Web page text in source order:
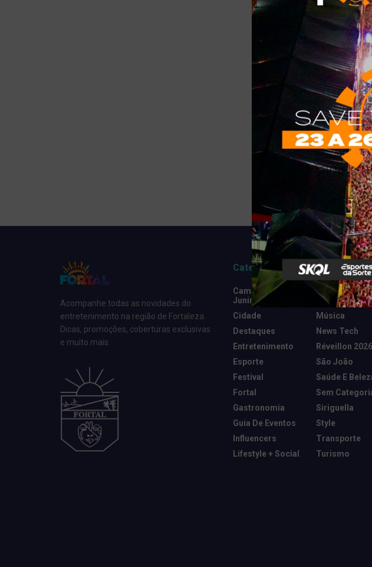
Acompanhe todas as novidades do
entretenimento na região de Fortaleza.
Dicas, promoções, coberturas exclusivas
e muito mais.
Categorias
Camarote Vip
Junino
Cidade
Destaques
Entretenimento
Esporte
Festival
Fortal
Gastronomia
Guia De Eventos
Influencers
Lifestyle + Social
Marketing E
Negócios
Música
News Tech
Réveillon 2026
São João
Saúde E
Sem
Siriguella
Style
Transporte
Turismo